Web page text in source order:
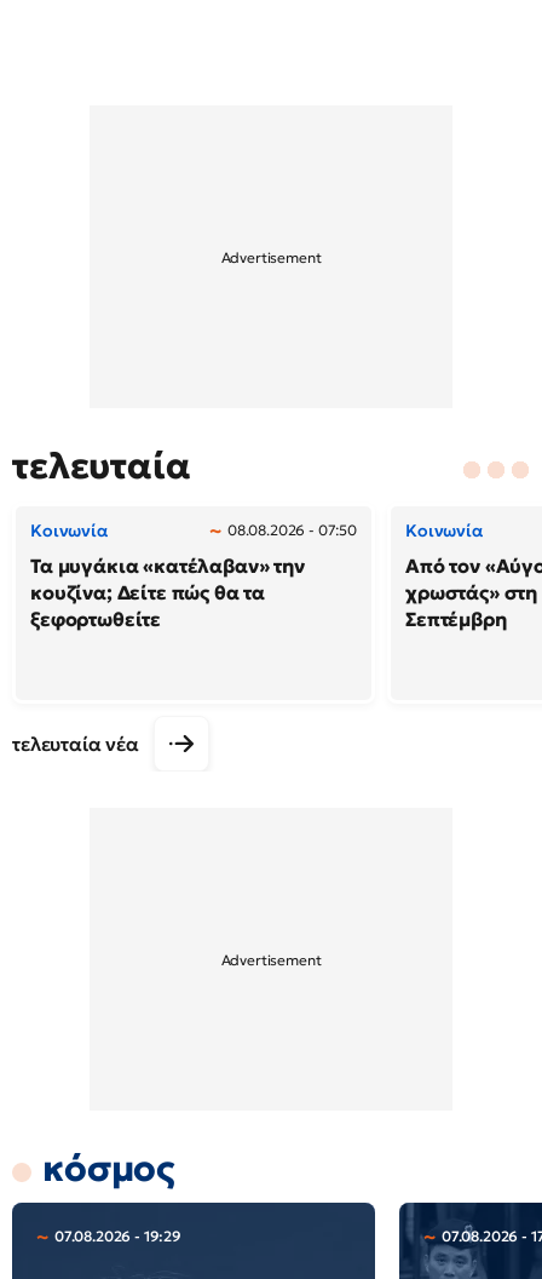
τελευταία
Κοινωνία 08.08.2026 - 07:50
Τα μυγάκια «κατέλαβαν» την
κουζίνα; Δείτε πώς θα τα
ξεφορτωθείτε
Κοινωνία
Από τον
χρωστάς»
Σεπτέμβρη
τελευταία νέα
κόσμος
07.08.2026 - 19:29 07.08.2026 -